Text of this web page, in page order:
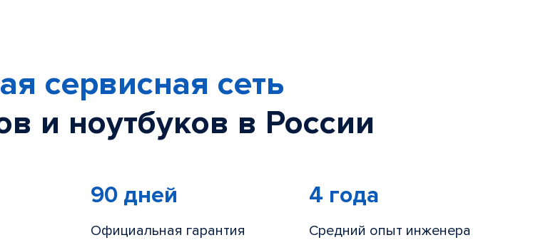
сервисная сеть
и ноутбуков в России
90 дней
Официальная гарантия
4 года
Средний опыт инженера